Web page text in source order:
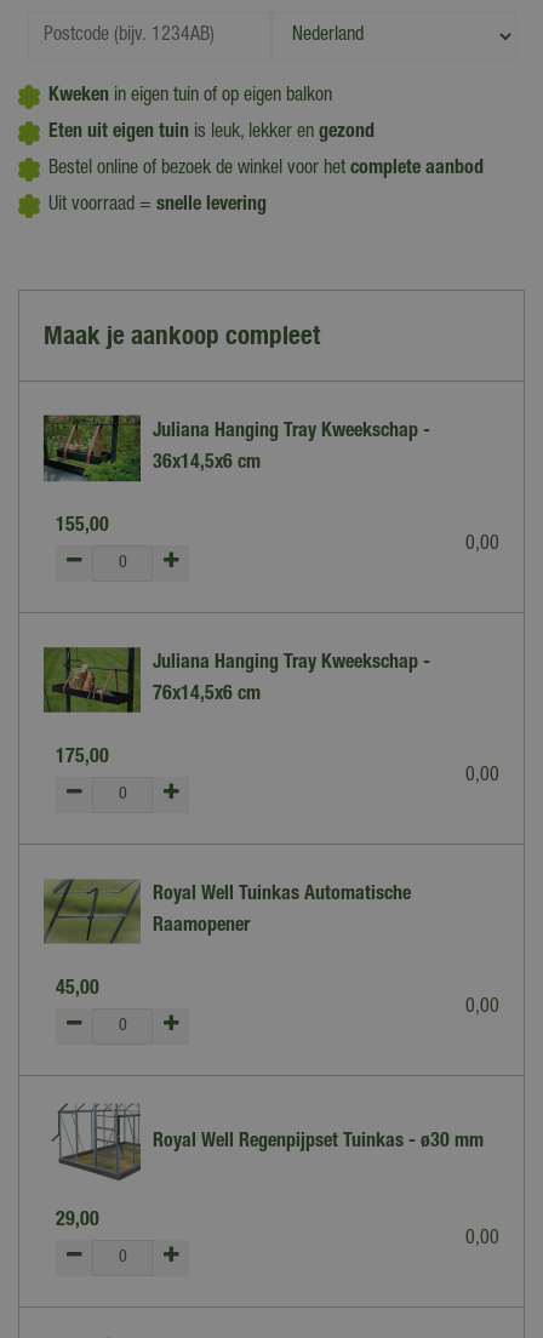
Kweken in eigen tuin of op eigen balkon
Eten uit eigen tuin is leuk, lekker en gezond
Bestel online of bezoek de winkel voor het complete aanbod
Uit voorraad = snelle levering
Maak je aankoop compleet
Juliana Hanging Tray Kweekschap -
36x14,5x6 cm
155,00
0,00
Juliana Hanging Tray Kweekschap -
76x14,5x6 cm
175,00
0,00
Royal Well Tuinkas Automatische
Raamopener
45,00
0,00
Royal Well Regenpijpset Tuinkas - ø30 mm
29,00
0,00